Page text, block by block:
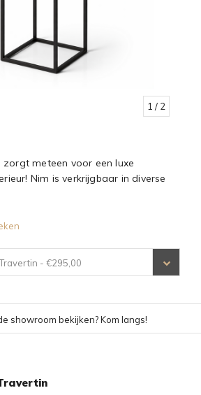
1 / 2
meteen voor een luxe
Nim is verkrijgbaar in diverse
- €295,00
showroom bekijken? Kom langs!